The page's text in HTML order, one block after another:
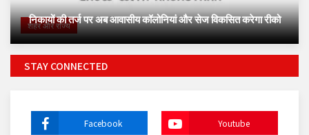
शहर और राज्य
निकायों की तर्ज पर अब आवासीय कॉलोनियां और सेज विकसित करेगा रीको
STAY CONNECTED
Facebook Youtube